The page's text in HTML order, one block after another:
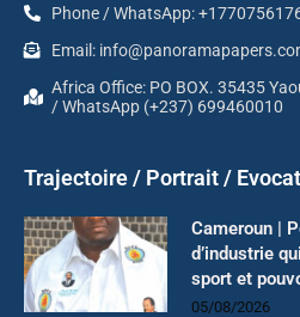
Phone / WhatsApp:
Email:
Africa Office: PO BOX. 35435
/ WhatsApp (+237) 699460010
Trajectoire / Portrait /
Cameroun |
d’industrie
sport et
05/08/2026